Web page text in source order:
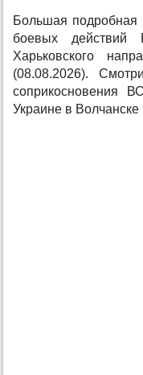
Большая подробная
боевых действий
Харьковского
(08.08.2026).
соприкосновения
Украине в